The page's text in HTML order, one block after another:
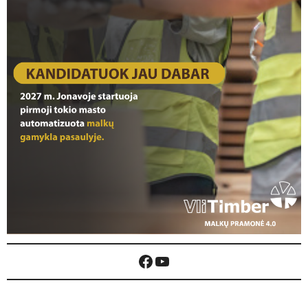
Facebook YouTube